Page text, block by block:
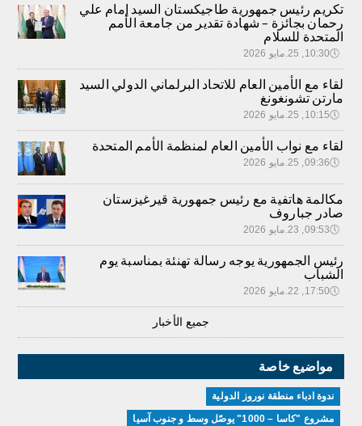
تكريم رئيس جمهورية طاجيكستان السيد إمام علي
رحمان بجائزة – شهادة تقدير من جامعة الأمم
المتحدة للسلام
🕔10:30, 25.مايو 2026
لقاء مع الأمين العام للاتحاد البرلماني الدولي السيد
مارتن تشونغونغ
🕔10:15, 25.مايو 2026
لقاء مع نواب الأمين العام لمنظمة الأمم المتحدة
🕔09:36, 25.مايو 2026
مكالمة هاتفية مع رئيس جمهورية قيرغيزستان
صادر جباروف
🕔09:53, 23.مايو 2026
رئيس الجمهورية يوجه رسالة تهنئة بمناسبة يوم
الشباب
🕔17:50, 22.مايو 2026
جميع الأخبار
مواضيع خاصة
ندوة ادباء منطقة نوروز الدولية
مشروع "كاسا – 1000" يوصّل وسط و جنوب آسيا